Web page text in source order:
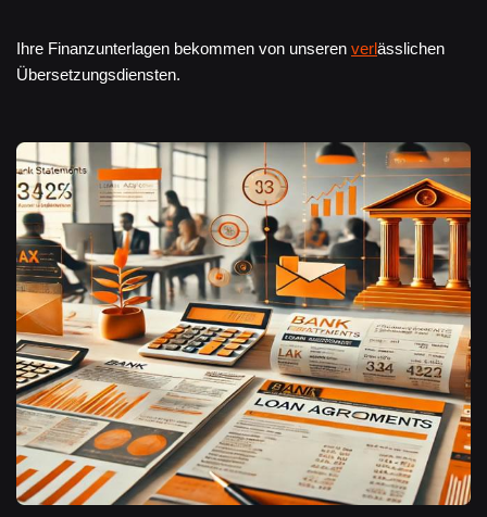
Ihre Finanzunterlagen bekommen von unseren verlässlichen
Übersetzungsdiensten.